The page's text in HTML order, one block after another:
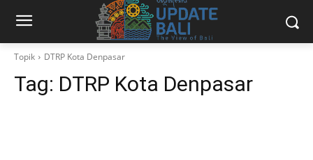
Topik DTRP Kota Denpasar
Tag: DTRP Kota Denpasar